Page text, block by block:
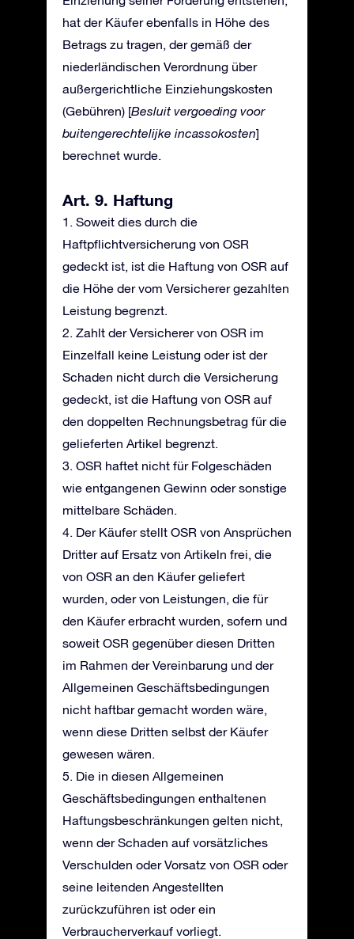
hat der Käufer ebenfalls in Höhe des
Betrags zu tragen, der gemäß der
niederländischen Verordnung über
außergerichtliche Einziehungskosten
(Gebühren) [Besluit vergoeding voor
buitengerechtelijke incassokosten]
berechnet wurde.
Art. 9. Haftung
1. Soweit dies durch die
Haftpflichtversicherung von OSR
gedeckt ist, ist die Haftung von OSR auf
die Höhe der vom Versicherer gezahlten
Leistung begrenzt.
2. Zahlt der Versicherer von OSR im
Einzelfall keine Leistung oder ist der
Schaden nicht durch die Versicherung
gedeckt, ist die Haftung von OSR auf
den doppelten Rechnungsbetrag für die
gelieferten Artikel begrenzt.
3. OSR haftet nicht für Folgeschäden
wie entgangenen Gewinn oder sonstige
mittelbare Schäden.
4. Der Käufer stellt OSR von Ansprüchen
Dritter auf Ersatz von Artikeln frei, die
von OSR an den Käufer geliefert
wurden, oder von Leistungen, die für
den Käufer erbracht wurden, sofern und
soweit OSR gegenüber diesen Dritten
im Rahmen der Vereinbarung und der
Allgemeinen Geschäftsbedingungen
nicht haftbar gemacht worden wäre,
wenn diese Dritten selbst der Käufer
gewesen wären.
5. Die in diesen Allgemeinen
Geschäftsbedingungen enthaltenen
Haftungsbeschränkungen gelten nicht,
wenn der Schaden auf vorsätzliches
Verschulden oder Vorsatz von OSR oder
seine leitenden Angestellten
zurückzuführen ist oder ein
Verbraucherverkauf vorliegt.